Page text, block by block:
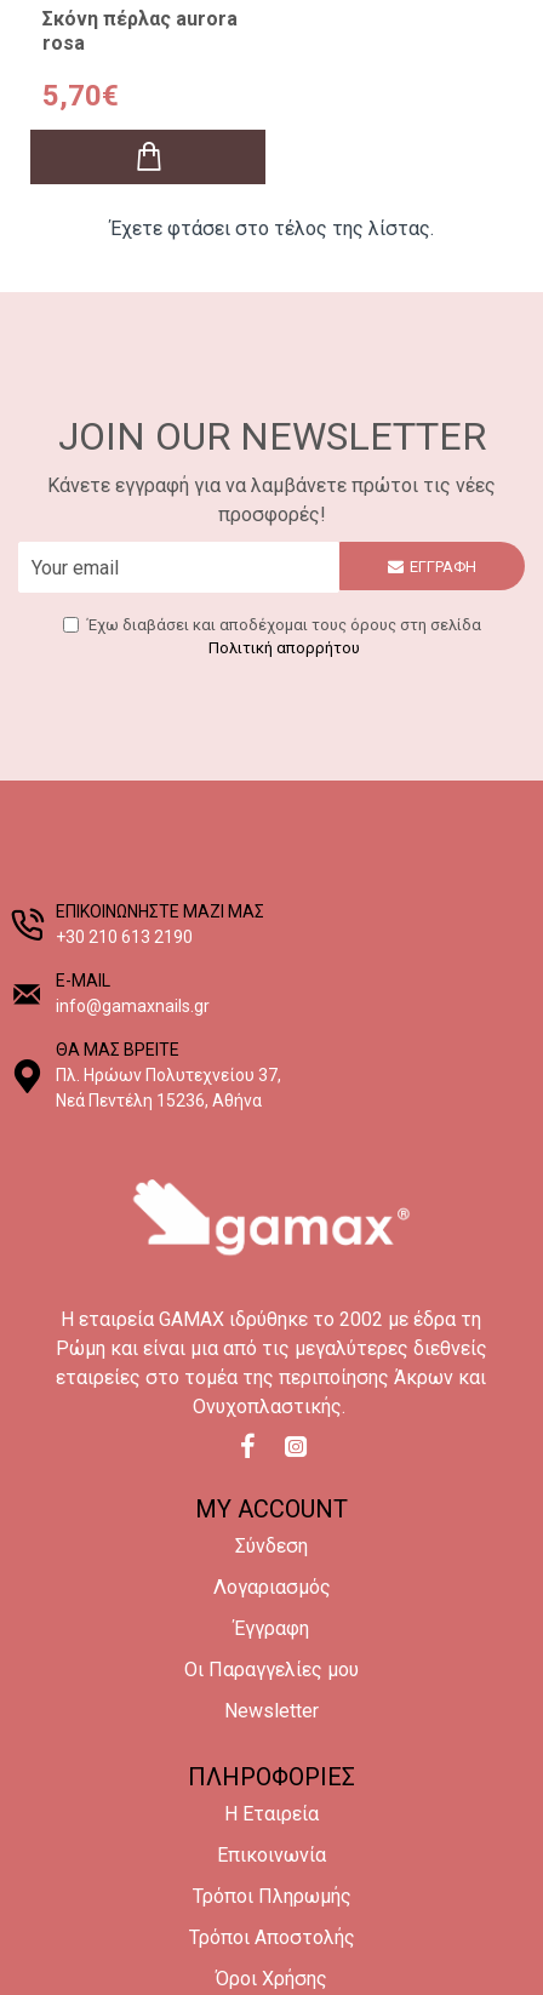
Σκόνη πέρλας aurora
rosa
5,70€
Έχετε φτάσει στο τέλος της λίστας.
JOIN OUR NEWSLETTER
Κάνετε εγγραφή για να λαμβάνετε πρώτοι τις νέες
προσφορές!
ΕΓΓΡΑΦΗ
Έχω διαβάσει και αποδέχομαι τους όρους στη σελίδα
Πολιτική απορρήτου
EΠΙΚΟΙΝΩΝΗΣΤΕ ΜΑΖΙ ΜΑΣ
+30 210 613 2190
E-MAIL
info@gamaxnails.gr
ΘΑ ΜΑΣ ΒΡΕΙΤΕ
Πλ. Ηρώων Πολυτεχνείου 37,
Νεά Πεντέλη 15236, Αθήνα
H εταιρεία GAMAX ιδρύθηκε το 2002 με έδρα τη
Ρώμη και είναι μια από τις μεγαλύτερες διεθνείς
εταιρείες στο τομέα της περιποίησης Άκρων και
Ονυχοπλαστικής.
MY ACCOUNT
Σύνδεση
Λογαριασμός
Έγγραφη
Οι Παραγγελίες μου
Newsletter
ΠΛΗΡΟΦΟΡΙΕΣ
Η Εταιρεία
Επικοινωνία
Τρόποι Πληρωμής
Τρόποι Αποστολής
Όροι Χρήσης